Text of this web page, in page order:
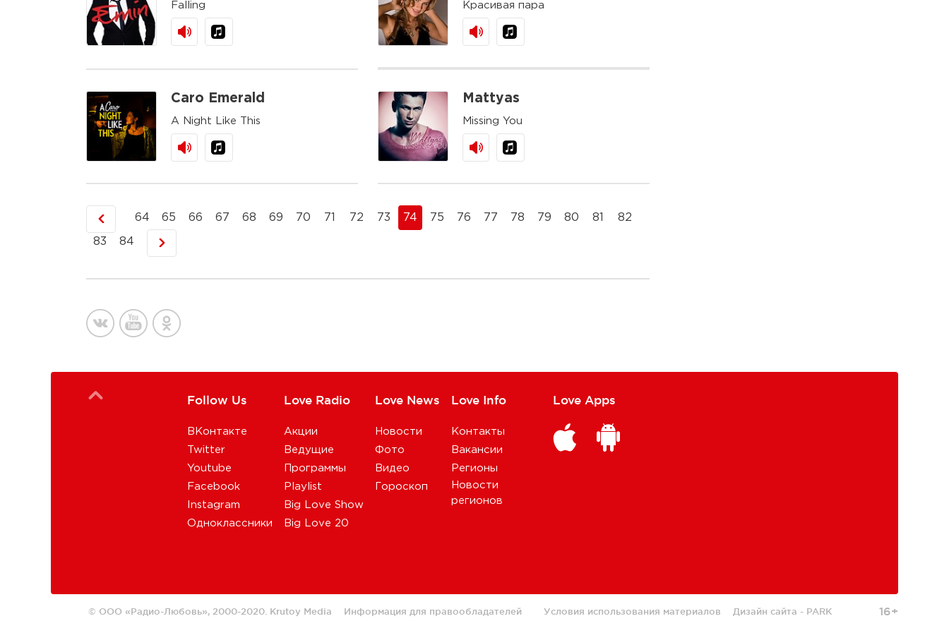
Falling Красивая пара
Caro Emerald
A Night Like This
Mattyas
Missing You
64 65 66 67 68 69 70 71 72 73 74 75 76 77 78 79 80 81 82
83 84
Follow Us
ВКонтакте
Twitter
Youtube
Facebook
Instagram
Одноклассники
Love Radio
Акции
Ведущие
Программы
Playlist
Big Love Show
Big Love 20
Love News
Новости
Фото
Видео
Гороскоп
Love Info
Контакты
Вакансии
Регионы
Новости
регионов
Love Apps
© ООО «Радио-Любовь», 2000-2020. Krutoy Media Информация для правообладателей Условия использования материалов Дизайн сайта - PARK 16+